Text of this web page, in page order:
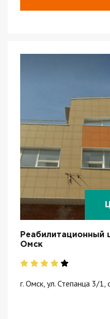
Реабилитационный
Омск
г. Омск, ул. Степанца 3/